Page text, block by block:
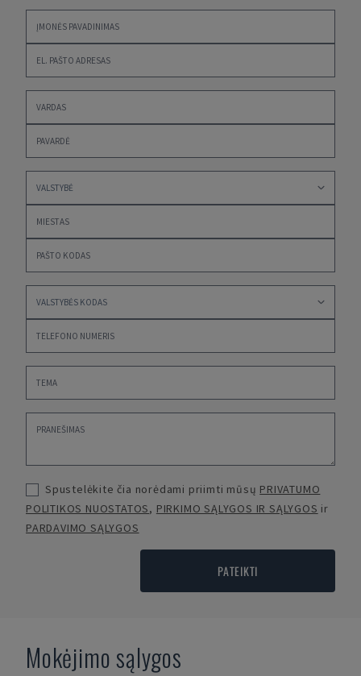
Spustelėkite čia norėdami priimti mūsų PRIVATUMO
POLITIKOS NUOSTATOS, PIRKIMO SĄLYGOS IR SĄLYGOS ir
PARDAVIMO SĄLYGOS
PATEIKTI
Mokėjimo sąlygos